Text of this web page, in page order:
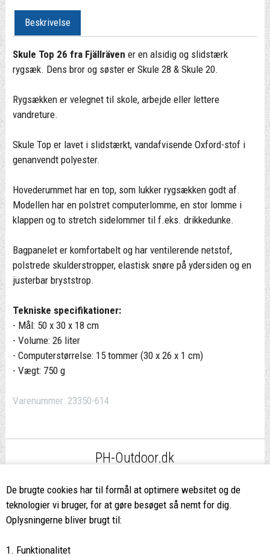
De brugte cookies har til formål at optimere websitet og de
teknologier vi bruger, for at gøre besøget så nemt for dig.
Oplysningerne bliver brugt til:
1. Funktionalitet
Beskrivelse
Skule Top 26 fra Fjällräven er en alsidig og slidstærk
rygsæk. Dens bror og søster er Skule 28 & Skule 20.
Rygsækken er velegnet til skole, arbejde eller lettere
vandreture.
Skule Top er lavet i slidstærkt, vandafvisende Oxford-stof i
genanvendt polyester.
Hovederummet har en top, som lukker rygsækken godt af.
Modellen har en polstret computerlomme, en stor lomme i
klappen og to stretch sidelommer til f.eks. drikkedunke.
Bagpanelet er komfortabelt og har ventilerende netstof,
polstrede skulderstropper, elastisk snøre på ydersiden og en
justerbar bryststrop.
Tekniske specifikationer:
- Mål: 50 x 30 x 18 cm
- Volume: 26 liter
- Computerstørrelse: 15 tommer (30 x 26 x 1 cm)
- Vægt: 750 g
Varenummer: 23350-614
PH-Outdoor.dk
ved køb over 499,-*
8662 2113